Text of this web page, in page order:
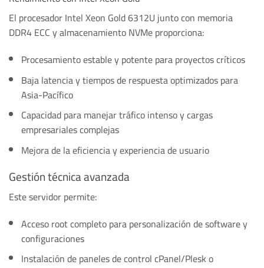
El procesador Intel Xeon Gold 6312U junto con memoria
DDR4 ECC y almacenamiento NVMe proporciona:
Procesamiento estable y potente para proyectos críticos
Baja latencia y tiempos de respuesta optimizados para
Asia-Pacífico
Capacidad para manejar tráfico intenso y cargas
empresariales complejas
Mejora de la eficiencia y experiencia de usuario
Gestión técnica avanzada
Este servidor permite:
Acceso root completo para personalización de software y
configuraciones
Instalación de paneles de control cPanel/Plesk o